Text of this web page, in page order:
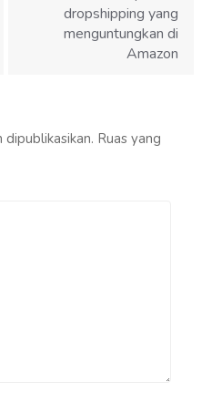
dropshipping yang
menguntungkan di
Amazon
Ruas yang